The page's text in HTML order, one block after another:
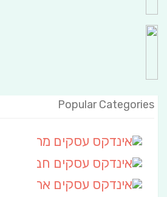
Popular Categories